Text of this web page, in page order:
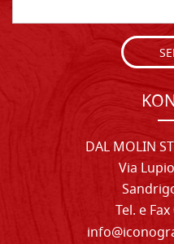
DAL MOLIN
Via
Tel. e